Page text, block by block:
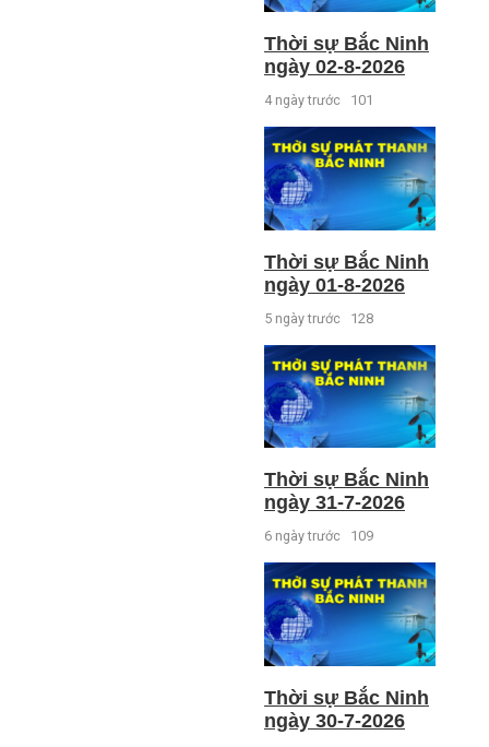
Thời sự Bắc Ninh
ngày 02-8-2026
4 ngày trước 101
Thời sự Bắc Ninh
ngày 01-8-2026
5 ngày trước 128
Thời sự Bắc Ninh
ngày 31-7-2026
6 ngày trước 109
Thời sự Bắc Ninh
ngày 30-7-2026